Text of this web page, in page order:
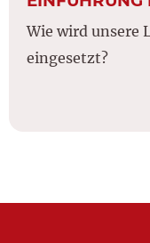
Wie wird
eingesetzt?